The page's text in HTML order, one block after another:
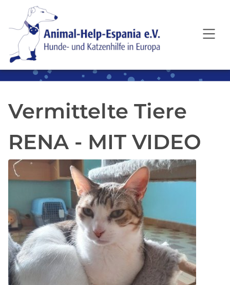
SKIP TO MAIN CONTENT
Vermittelte Tiere
RENA - MIT VIDEO